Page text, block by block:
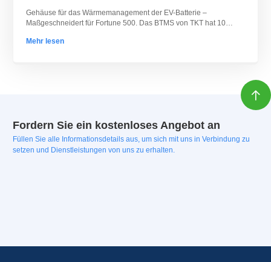
Gehäuse für das Wärmemanagement der EV-Batterie –
Maßgeschneidert für Fortune 500. Das BTMS von TKT hat 10
Mehr lesen

Fordern Sie ein kostenloses Angebot an
Füllen Sie alle Informationsdetails aus, um sich mit uns in Verbindung zu
setzen und Dienstleistungen von uns zu erhalten.